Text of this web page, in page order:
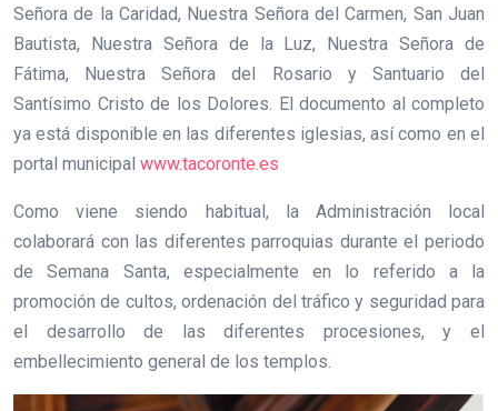
Señora de la Caridad, Nuestra Señora del Carmen, San Juan
Bautista, Nuestra Señora de la Luz, Nuestra Señora de
Fátima, Nuestra Señora del Rosario y Santuario del
Santísimo Cristo de los Dolores. El documento al completo
ya está disponible en las diferentes iglesias, así como en el
portal municipal www.tacoronte.es
Como viene siendo habitual, la Administración local
colaborará con las diferentes parroquias durante el periodo
de Semana Santa, especialmente en lo referido a la
promoción de cultos, ordenación del tráfico y seguridad para
el desarrollo de las diferentes procesiones, y el
embellecimiento general de los templos.